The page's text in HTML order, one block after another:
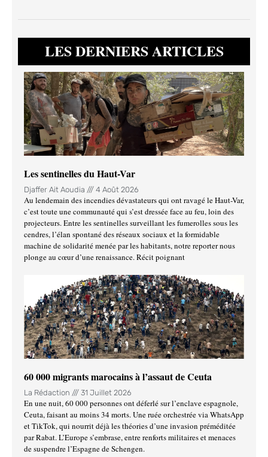
LES DERNIERS ARTICLES
Les sentinelles du Haut-Var
Djaffer Ait Aoudia 4 Août 2026
Au lendemain des incendies dévastateurs qui ont ravagé le Haut-Var,
c’est toute une communauté qui s’est dressée face au feu, loin des
projecteurs. Entre les sentinelles surveillant les fumerolles sous les
cendres, l’élan spontané des réseaux sociaux et la formidable
machine de solidarité menée par les habitants, notre reporter nous
plonge au cœur d’une renaissance. Récit poignant
60 000 migrants marocains à l’assaut de Ceuta
La Rédaction 31 Juillet 2026
En une nuit, 60 000 personnes ont déferlé sur l’enclave espagnole,
Ceuta, faisant au moins 34 morts. Une ruée orchestrée via WhatsApp
et TikTok, qui nourrit déjà les théories d’une invasion préméditée
par Rabat. L’Europe s’embrase, entre renforts militaires et menaces
de suspendre l’Espagne de Schengen.